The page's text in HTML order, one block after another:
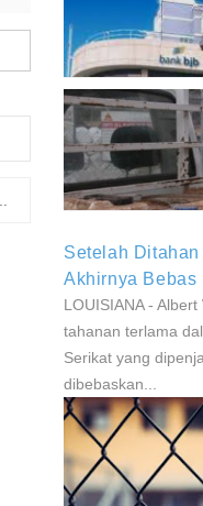
Masukan
Penyalur KUR
Paparan
Parkinson
Setelah
Akhirnya Bebas
LOUISIANA -
tahanan terlama
Serikat yang
dibebaskan...